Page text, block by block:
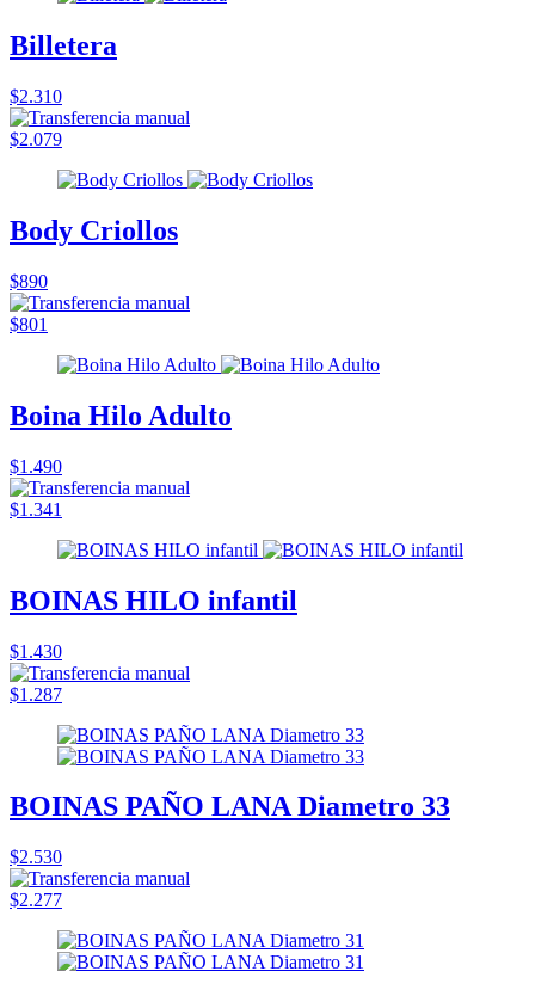
Billetera
$2.310
$2.079
Body Criollos
$890
$801
Boina Hilo Adulto
$1.490
$1.341
BOINAS HILO infantil
$1.430
$1.287
BOINAS PAÑO LANA Diametro 33
$2.530
$2.277